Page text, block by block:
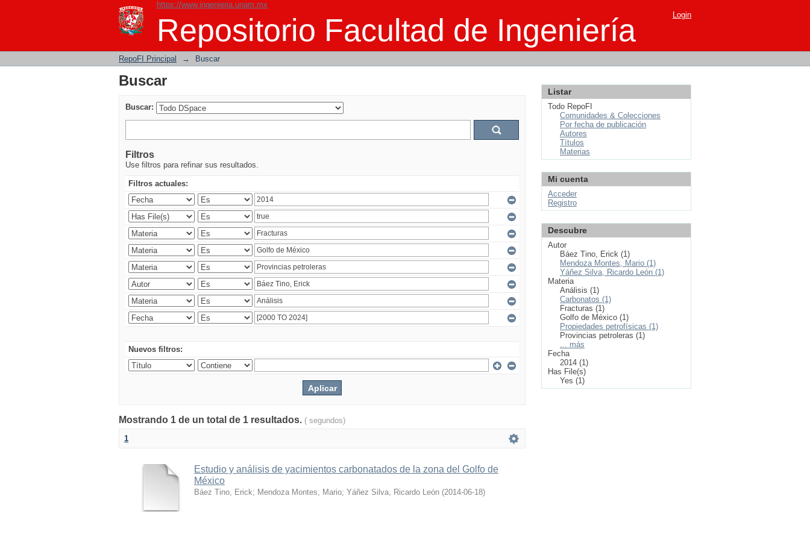
https://www.ingenieria.unam.mx
Repositorio Facultad de Ingeniería
Buscar Login
RepoFI Principal → Buscar
Buscar
Buscar:
Filtros
Use filtros para refinar sus resultados.
Filtros actuales:
Nuevos filtros:
Mostrando 1 de un total de 1 resultados. ( segundos)
1
Estudio y análisis de yacimientos carbonatados de la zona del Golfo de
México
Báez Tino, Erick; Mendoza Montes, Mario; Yáñez Silva, Ricardo León (2014-06-18)
Listar
Todo RepoFI
Comunidades & Colecciones
Por fecha de publicación
Autores
Títulos
Materias
Mi cuenta
Acceder
Registro
Descubre
Autor
Báez Tino, Erick (1)
Mendoza Montes, Mario (1)
Yáñez Silva, Ricardo León (1)
Materia
Análisis (1)
Carbonatos (1)
Fracturas (1)
Golfo de México (1)
Propiedades petrofísicas (1)
Provincias petroleras (1)
... más
Fecha
2014 (1)
Has File(s)
Yes (1)